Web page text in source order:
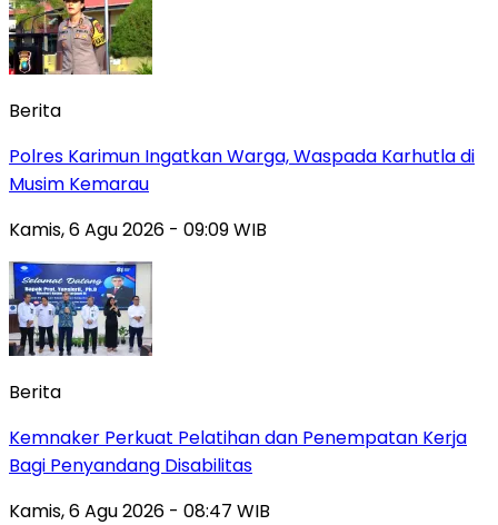
Berita
Polres Karimun Ingatkan Warga, Waspada Karhutla di
Musim Kemarau
Kamis, 6 Agu 2026 - 09:09 WIB
Berita
Kemnaker Perkuat Pelatihan dan Penempatan Kerja
Bagi Penyandang Disabilitas
Kamis, 6 Agu 2026 - 08:47 WIB